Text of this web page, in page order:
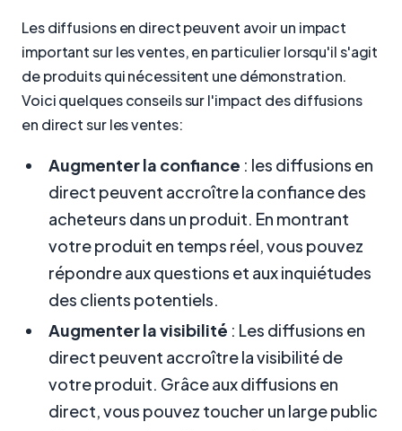
Les diffusions en direct peuvent avoir un impact
important sur les ventes, en particulier lorsqu'il s'agit
de produits qui nécessitent une démonstration.
Voici quelques conseils sur l'impact des diffusions
en direct sur les ventes:
Augmenter la confiance : les diffusions en
direct peuvent accroître la confiance des
acheteurs dans un produit. En montrant
votre produit en temps réel, vous pouvez
répondre aux questions et aux inquiétudes
des clients potentiels.
Augmenter la visibilité : Les diffusions en
direct peuvent accroître la visibilité de
votre produit. Grâce aux diffusions en
direct, vous pouvez toucher un large public